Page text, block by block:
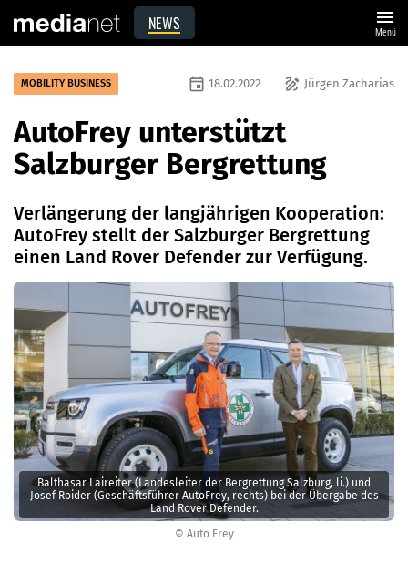
NEWS menu
Menü
© Auto Frey
Balthasar Laireiter (Landesleiter der Bergrettung Salzburg, li.) und
Josef Roider (Geschäftsführer AutoFrey, rechts) bei der Übergabe des
Land Rover Defender.
MOBILITY BUSINESS draw Jürgen Zacharias
event 18.02.2022
AutoFrey unterstützt
Salzburger Bergrettung
Verlängerung der langjährigen Kooperation:
AutoFrey stellt der Salzburger Bergrettung
einen Land Rover Defender zur Verfügung.